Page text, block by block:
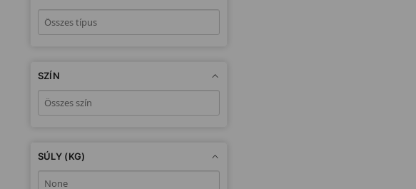
SZÍN
SÚLY (KG)